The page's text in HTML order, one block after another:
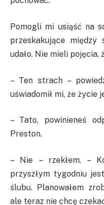
Pomogli mi usiąść na
przeskakujące
udało. Nie mieli pojęcia,
– Ten strach –
uświadomił mi, że życie
– Tato, powinieneś
Preston.
– Nie – rzekłem. –
przyszłym tygodniu
ślubu. Planowałem
ale teraz nie chcę